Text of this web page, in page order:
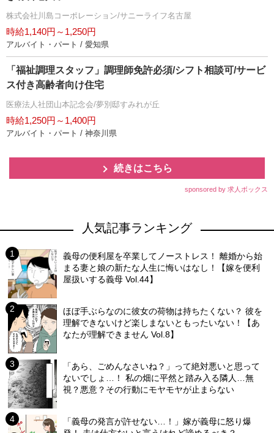
株式会社川島コーポレーション/サニーライフ名古屋
時給1,140円～1,250円
アルバイト・パート / 愛知県
「福祉調理スタッフ」調理師免許必須/シフト相談可/サービ
ス付き高齢者向け住宅
医療法人社団山本記念会/夢別邸すみれが丘
時給1,250円～1,400円
アルバイト・パート / 神奈川県
続きはこちら
sponsored by 求人ボックス
人気記事ランキング
義母の便利屋を卒業してノーストレス！ 離婚から始
まる妻と娘の新たな人生に悔いはなし！【嫁を便利
屋扱いする義母 Vol.44】
ほぼ手ぶらなのに彼女の荷物は持ちたくない？ 彼を
理解できないけど楽しまないともったいない！【あ
なたが理解できません Vol.8】
「あら、ごめんなさいね？」って絶対悪いと思って
ないでしょ…！ 私の畑に平然と踏み入る隣人…無
視？悪意？その行動にモヤモヤが止まらない
「義母の発言が許せない…！」嫁が義母に怒り爆